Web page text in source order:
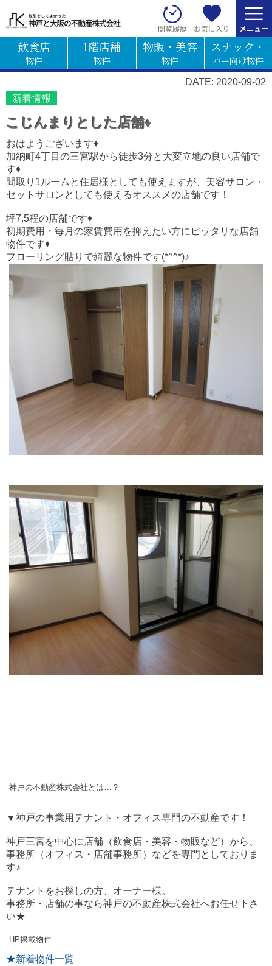
閲覧履歴 お気に入り
飲食店
物件
1階店舗
物件
物販・美容
物件
スナック・
バー向け物件
DATE: 2020-09-02
新着情報
こじんまりとした店舗♦
おはようございます♦
加納町4丁目の三宮駅から徒歩3分と大変立地の良い店舗で
す♦
間取り1ルームと住居様としても使えますが、美容サロン・
セットサロンとしても使えるオススメの店舗です！
坪7.5程の店舗です♦
初期費用・毎月の家賃費用を抑えたい方にピッタリな店舗
物件です♦
フローリング貼りで綺麗な物件です(*^^*)♪
神戸の不動産株式会社とは…？
▼神戸の事業用テナント・オフィス専門の不動産です！
神戸三宮を中心に店舗（飲食店・美容・物販など）から、
事務所（オフィス・店舗事務所）などを専門としておりま
す♪
テナントをお探しの方、オーナー様。
事務所・店舗の事なら神戸の不動産株式会社へお任せ下さ
い★
HP掲載物件
★新着物件一覧